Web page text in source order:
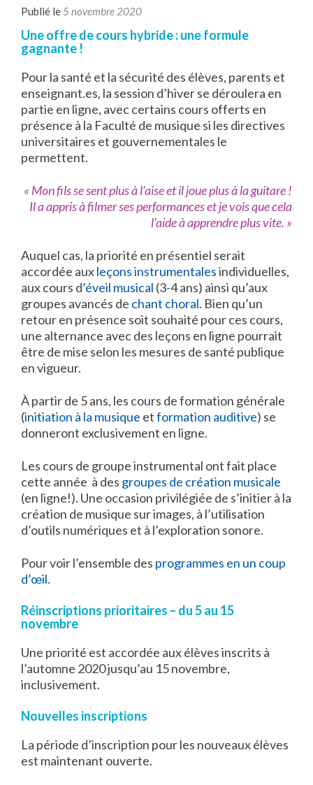
Publié le 5 novembre 2020
Une offre de cours hybride : une formule
gagnante !
Pour la santé et la sécurité des élèves, parents et
enseignant.es, la session d’hiver se déroulera en
partie en ligne, avec certains cours offerts en
présence à la Faculté de musique si les directives
universitaires et gouvernementales le
permettent.
« Mon fils se sent plus à l’aise et il joue plus à la guitare !
Il a appris à filmer ses performances et je vois que cela
l’aide à apprendre plus vite. »
Auquel cas, la priorité en présentiel serait
accordée auxleçons instrumentalesindividuelles,
aux cours d’éveil musical (3-4 ans) ainsi qu’aux
groupes avancés de chant choral. Bien qu’un
retour en présence soit souhaité pour ces cours,
une alternance avec des leçons en ligne pourrait
être de mise selon les mesures de santé publique
en vigueur.
À partir de 5 ans, les cours de formation générale
(initiation à la musique etformation auditive) se
donneront exclusivement en ligne.
Les cours de groupe instrumental ont fait place
cette année à des groupes de création musicale
(en ligne!). Une occasion privilégiée de s’initier à la
création de musique sur images, à l’utilisation
d’outils numériques et à l’exploration sonore.
Pour voir l’ensemble des programmes en un coup
d’œil.
Réinscriptions prioritaires – du 5 au 15
novembre
Une priorité est accordée aux élèves inscrits à
l’automne 2020 jusqu’au 15 novembre,
inclusivement.
Nouvelles inscriptions
La période d’inscription pour les nouveaux élèves
est maintenant ouverte.